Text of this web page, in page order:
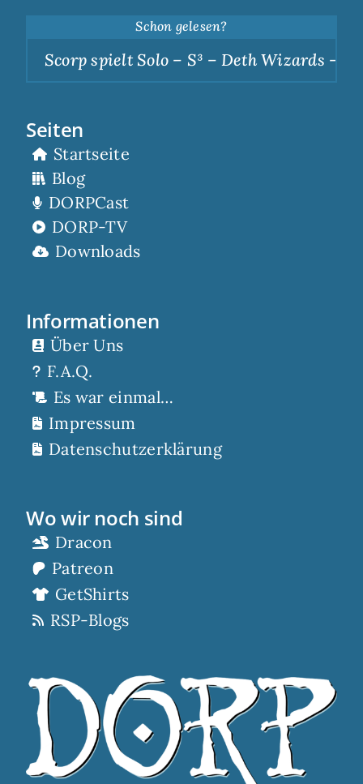
Schon gelesen?
Scorp spielt Solo – S³ – Deth Wizards –
Seiten
Startseite
Blog
DORPCast
DORP-TV
Downloads
Informationen
Über Uns
F.A.Q.
Es war einmal…
Impressum
Datenschutzerklärung
Wo wir noch sind
Dracon
Patreon
GetShirts
RSP-Blogs